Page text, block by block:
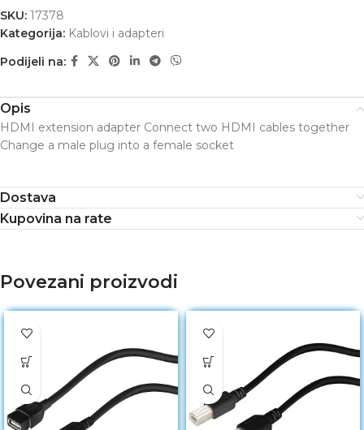
SKU: 17378
Kategorija: Kablovi i adapteri
Podijeli na:
Opis
HDMI extension adapter Connect two HDMI cables together
Change a male plug into a female socket
Dostava
Kupovina na rate
Povezani proizvodi